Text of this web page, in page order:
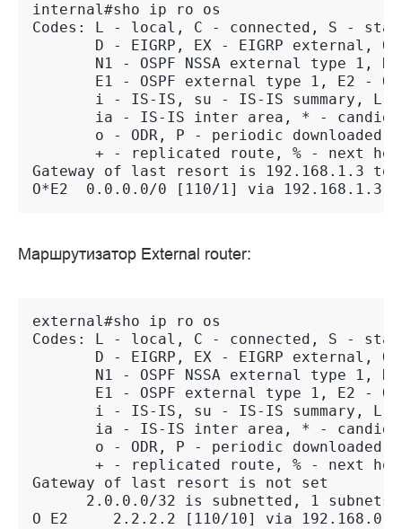
internal#sho ip ro os
Codes: L - local, C - connected, S -
D - EIGRP, EX - EIGRP external, O
N1 - OSPF NSSA external type 1,
E1 - OSPF external type 1, E2 -
i - IS-IS, su - IS-IS summary, L1
ia - IS-IS inter area, * -
o - ODR, P - periodic downloaded
+ - replicated route, % - next
Gateway of last resort is 192.168.1.3 to
O*E2  0.0.0.0/0 [110/1] via 192.168.1.3,
Маршрутизатор External router:
external#sho ip ro os
Codes: L - local, C - connected, S -
D - EIGRP, EX - EIGRP external, O
N1 - OSPF NSSA external type 1,
E1 - OSPF external type 1, E2 -
i - IS-IS, su - IS-IS summary, L1
ia - IS-IS inter area, * -
o - ODR, P - periodic downloaded
+ - replicated route, % - next
Gateway of last resort is not set
      2.0.0.0/32 is subnetted, 1 subnets
O E2     2.2.2.2 [110/10] via